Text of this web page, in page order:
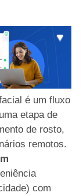
é um fluxo
etapa de
de rosto,
remotos.
com